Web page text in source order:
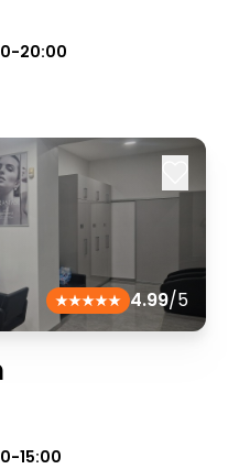
20:00
4.99/5
15:00